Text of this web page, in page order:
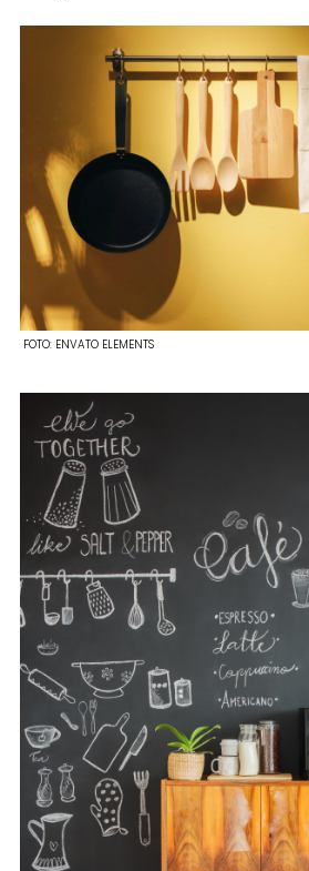
FOTO: ENVATO ELEMENTS